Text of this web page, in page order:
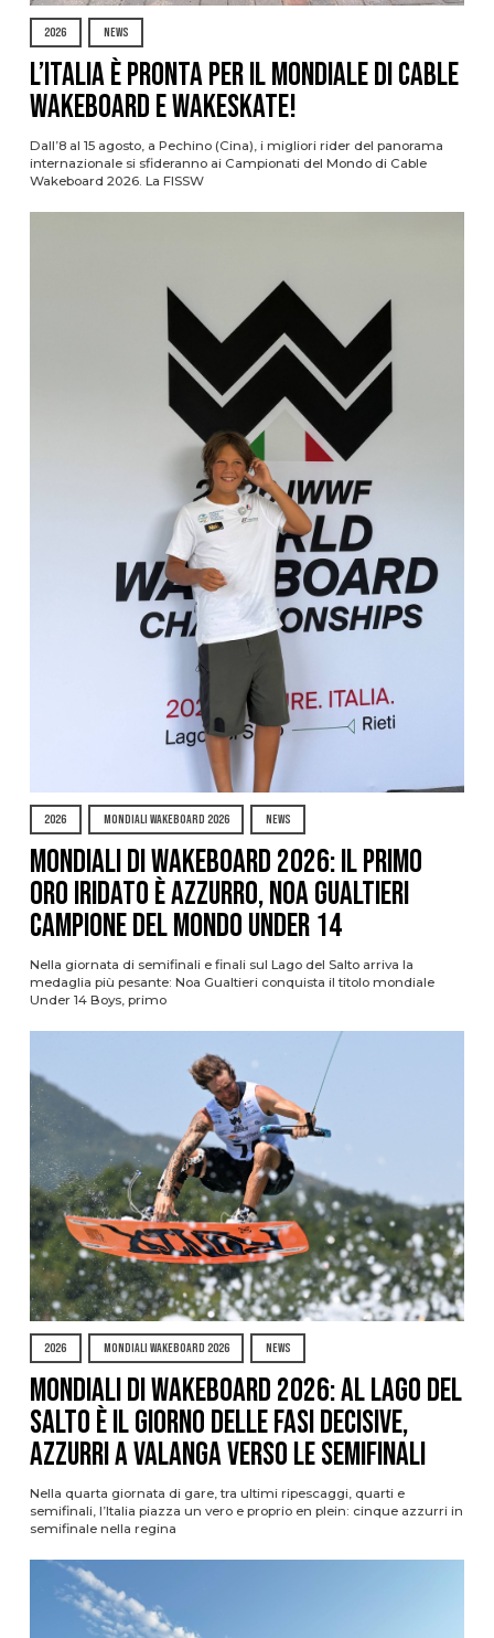
2026 NEWS
L’Italia è pronta per il Mondiale di Cable
Wakeboard e Wakeskate!
Dall’8 al 15 agosto, a Pechino (Cina), i migliori rider del panorama
internazionale si sfideranno ai Campionati del Mondo di Cable
Wakeboard 2026. La FISSW
2026 MONDIALI WAKEBOARD 2026 NEWS
Mondiali di Wakeboard 2026: il primo
oro iridato è azzurro, Noa Gualtieri
campione del mondo Under 14
Nella giornata di semifinali e finali sul Lago del Salto arriva la
medaglia più pesante: Noa Gualtieri conquista il titolo mondiale
Under 14 Boys, primo
2026 MONDIALI WAKEBOARD 2026 NEWS
Mondiali di Wakeboard 2026: al Lago del
Salto è il giorno delle fasi decisive,
azzurri a valanga verso le semifinali
Nella quarta giornata di gare, tra ultimi ripescaggi, quarti e
semifinali, l’Italia piazza un vero e proprio en plein: cinque azzurri in
semifinale nella regina